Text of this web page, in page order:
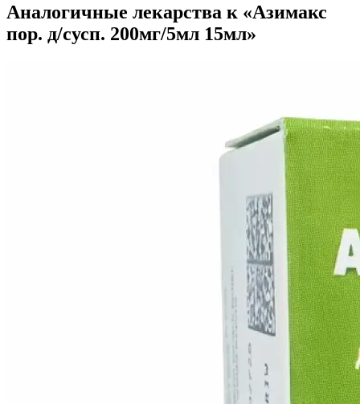
Аналогичные лекарства к «Азимакс
пор. д/сусп. 200мг/5мл 15мл»